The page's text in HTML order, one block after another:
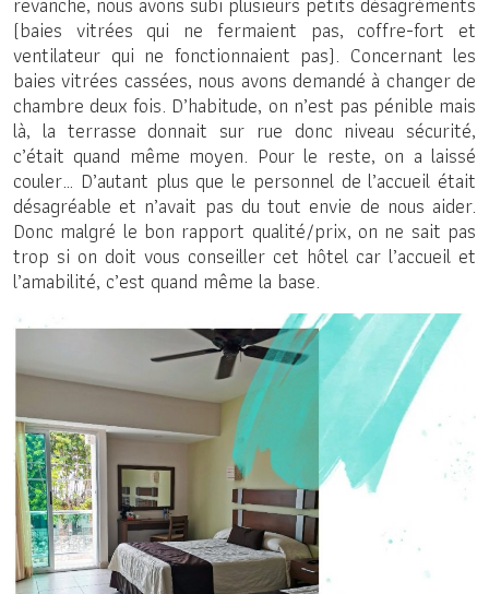
(baies vitrées qui ne fermaient pas, coffre-fort et
ventilateur qui ne fonctionnaient pas). Concernant les
baies vitrées cassées, nous avons demandé à changer de
chambre deux fois. D’habitude, on n’est pas pénible mais
là, la terrasse donnait sur rue donc niveau sécurité,
c’était quand même moyen. Pour le reste, on a laissé
couler… D’autant plus que le personnel de l’accueil était
désagréable et n’avait pas du tout envie de nous aider.
Donc malgré le bon rapport qualité/prix, on ne sait pas
trop si on doit vous conseiller cet hôtel car l’accueil et
l’amabilité, c’est quand même la base.